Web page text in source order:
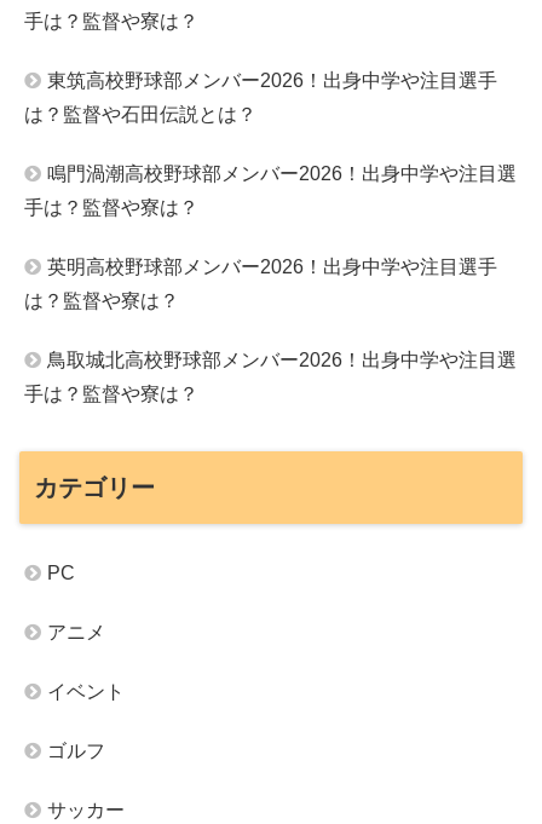
手は？監督や寮は？
東筑高校野球部メンバー2026！出身中学や注目選手
は？監督や石田伝説とは？
鳴門渦潮高校野球部メンバー2026！出身中学や注目選
手は？監督や寮は？
英明高校野球部メンバー2026！出身中学や注目選手
は？監督や寮は？
鳥取城北高校野球部メンバー2026！出身中学や注目選
手は？監督や寮は？
カテゴリー
PC
アニメ
イベント
ゴルフ
サッカー